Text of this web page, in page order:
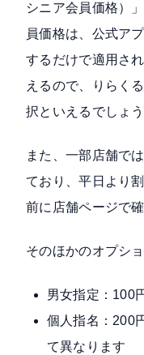
シニア会員価格）
員価格は、 公式ア
するだけで適用さ
えるので、りらく
択といえるでしょう
また、一部店舗では
ており、平日より
前に店舗ページで
そのほかのオプシ
男女指定：100
個人指名：200
て異なります